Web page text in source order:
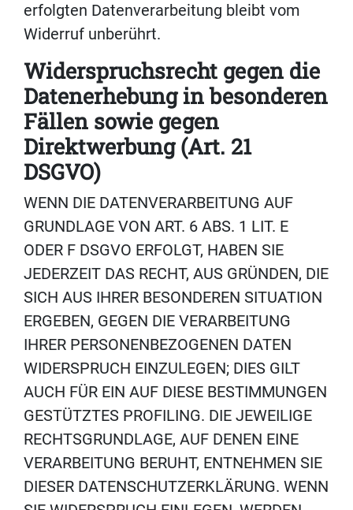
erfolgten Datenverarbeitung bleibt vom
Widerruf unberührt.
Widerspruchsrecht gegen die
Datenerhebung in besonderen
Fällen sowie gegen
Direktwerbung (Art. 21
DSGVO)
WENN DIE DATENVERARBEITUNG AUF
GRUNDLAGE VON ART. 6 ABS. 1 LIT. E
ODER F DSGVO ERFOLGT, HABEN SIE
JEDERZEIT DAS RECHT, AUS GRÜNDEN, DIE
SICH AUS IHRER BESONDEREN SITUATION
ERGEBEN, GEGEN DIE VERARBEITUNG
IHRER PERSONENBEZOGENEN DATEN
WIDERSPRUCH EINZULEGEN; DIES GILT
AUCH FÜR EIN AUF DIESE BESTIMMUNGEN
GESTÜTZTES PROFILING. DIE JEWEILIGE
RECHTSGRUNDLAGE, AUF DENEN EINE
VERARBEITUNG BERUHT, ENTNEHMEN SIE
DIESER DATENSCHUTZERKLÄRUNG. WENN